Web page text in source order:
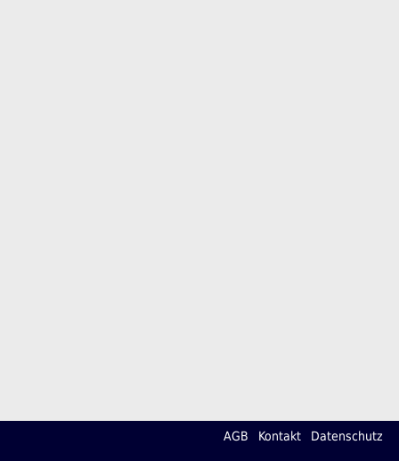
AGB Kontakt Datenschutz